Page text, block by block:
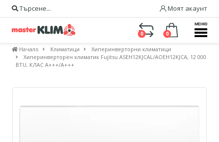
Търсене... Моят акаунт
0 0
МЕНЮ
Начало Климатици
Хиперинверторни климатици
Хиперинверторен климатик Fujitsu ASEH12KJCAL/AOEH12KJCA, 12 000
BTU, КЛАС A+++/A+++